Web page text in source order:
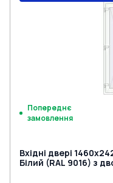
Попереднє
замовлення
Вхідні двері
Білий (RAL 9016) з